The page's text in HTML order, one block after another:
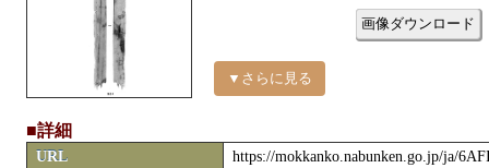
▼さらに見る
画像ダウンロード
■詳細
URL
https://mokkanko.nabunken.go.jp/ja/